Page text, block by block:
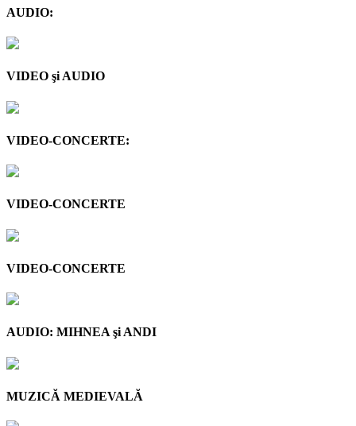
AUDIO:
VIDEO şi AUDIO
VIDEO-CONCERTE:
VIDEO-CONCERTE
VIDEO-CONCERTE
AUDIO: MIHNEA şi ANDI
MUZICĂ MEDIEVALĂ